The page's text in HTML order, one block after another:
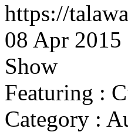
https://
08 Apr
Show
Featuring :
Category :